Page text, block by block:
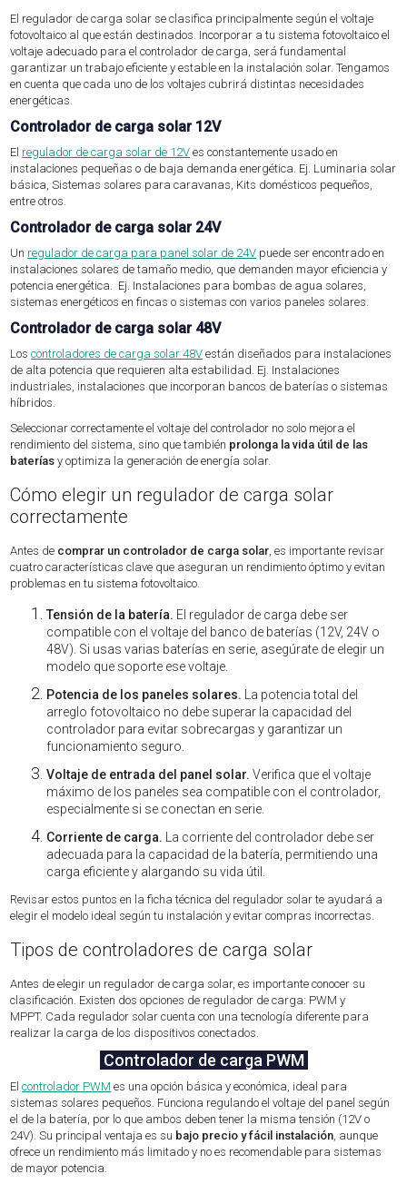
El regulador de carga solar se clasifica principalmente según el voltaje
fotovoltaico al que están destinados. Incorporar a tu sistema fotovoltaico el
voltaje adecuado para el controlador de carga, será fundamental
garantizar un trabajo eficiente y estable en la instalación solar. Tengamos
en cuenta que cada uno de los voltajes cubrirá distintas necesidades
energéticas.
Controlador de carga solar 12V
El regulador de carga solar de 12V es constantemente usado en
instalaciones pequeñas o de baja demanda energética. Ej. Luminaria solar
básica, Sistemas solares para caravanas, Kits domésticos pequeños,
entre otros.
Controlador de carga solar 24V
Un regulador de carga para panel solar de 24V puede ser encontrado en
instalaciones solares de tamaño medio, que demanden mayor eficiencia y
potencia energética. Ej. Instalaciones para bombas de agua solares,
sistemas energéticos en fincas o sistemas con varios paneles solares.
Controlador de carga solar 48V
Loscontroladores de carga solar 48V están diseñados para instalaciones
de alta potencia que requieren alta estabilidad. Ej. Instalaciones
industriales, instalaciones que incorporan bancos de baterías o sistemas
híbridos.
Seleccionar correctamente el voltaje del controlador no solo mejora el
rendimiento del sistema, sino que también prolonga la vida útil de las
baterías y optimiza la generación de energía solar.
Cómo elegir un regulador de carga solar
correctamente
Antes de comprar un controlador de carga solar , es importante revisar
cuatro características clave que aseguran un rendimiento óptimo y evitan
problemas en tu sistema fotovoltaico.
Tensión de la batería. El regulador de carga debe ser
compatible con el voltaje del banco de baterías (12V, 24V o
48V). Si usas varias baterías en serie, asegúrate de elegir un
modelo que soporte ese voltaje.
Potencia de los paneles solares. La potencia total del
arreglo fotovoltaico no debe superar la capacidad del
controlador para evitar sobrecargas y garantizar un
funcionamiento seguro.
Voltaje de entrada del panel solar. Verifica que el voltaje
máximo de los paneles sea compatible con el controlador,
especialmente si se conectan en serie.
Corriente de carga.
La corriente del controlador debe ser
adecuada para la capacidad de la batería, permitiendo una
carga eficiente y alargando su vida útil.
Revisar estos puntos en la ficha técnica del regulador solar te ayudará a
elegir el modelo ideal según tu instalación y evitar compras incorrectas.
Tipos de controladores de carga solar
Antes de elegir un regulador de carga solar, es importante conocer su
clasificación. Existen dos opciones de regulador de carga: PWM y
MPPT. Cada regulador solar cuenta con una tecnología diferente para
realizar la carga de los dispositivos conectados.
Controlador de carga PWM
Elcontrolador PWM es una opción básica y económica, ideal para
sistemas solares pequeños. Funciona regulando el voltaje del panel según
el de la batería, por lo que ambos deben tener la misma tensión (12V o
24V). Su principal ventaja es su bajo precio y fácil instalación , aunque
ofrece un rendimiento más limitado y no es recomendable para sistemas
de mayor potencia.